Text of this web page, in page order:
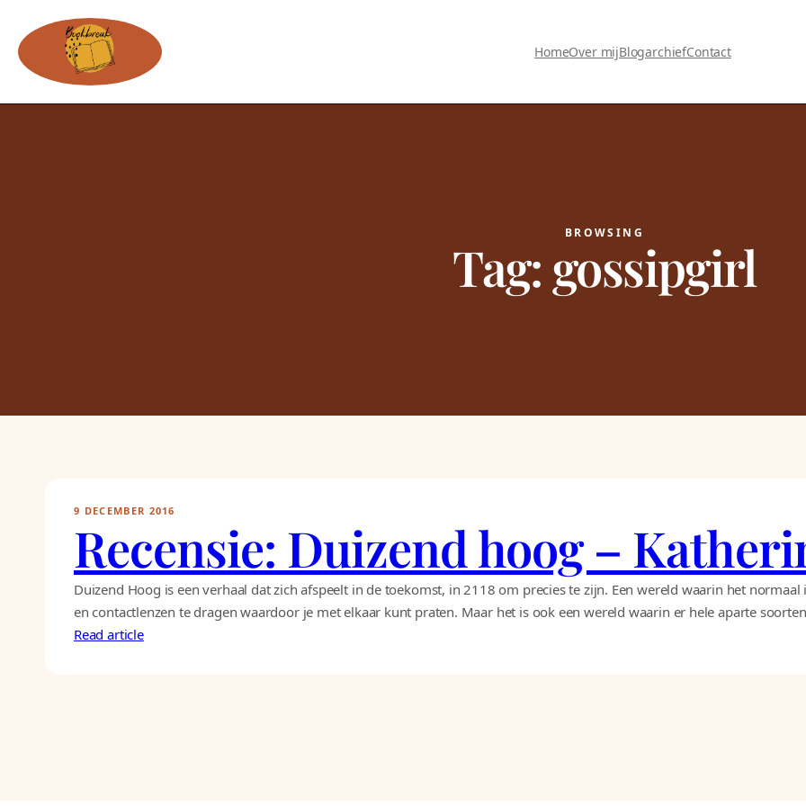
HomeOver mijBlogarchiefContact
BROWSING
Tag:gossipgirl
9 DECEMBER 2016
Recensie: Duizend hoog –
Duizend Hoog is een verhaal dat zich afspeelt in de toekomst, in 2118 om precies te zijn. Een wereld waarin het
en contactlenzen te dragen waardoor je met elkaar kunt praten. Maar het is ook een wereld waarin er hele aparte
Read article